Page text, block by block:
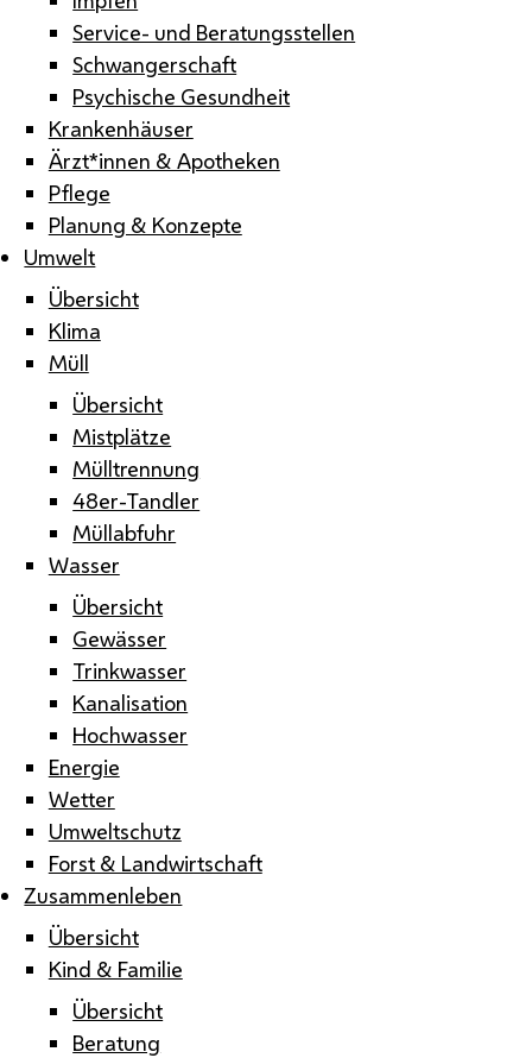
Service- und Beratungsstellen
Schwangerschaft
Psychische Gesundheit
Krankenhäuser
Ärzt*innen & Apotheken
Pflege
Planung & Konzepte
Umwelt
Übersicht
Klima
Müll
Übersicht
Mistplätze
Mülltrennung
48er-Tandler
Müllabfuhr
Wasser
Übersicht
Gewässer
Trinkwasser
Kanalisation
Hochwasser
Energie
Wetter
Umweltschutz
Forst & Landwirtschaft
Zusammenleben
Übersicht
Kind & Familie
Übersicht
Beratung